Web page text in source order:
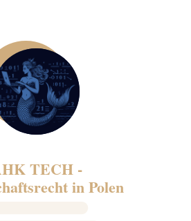
TECH -
in Polen